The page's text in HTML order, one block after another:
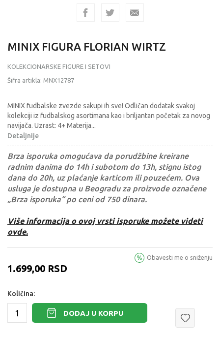
MINIX FIGURA FLORIAN WIRTZ
KOLEKCIONARSKE FIGURE I SETOVI
Šifra artikla: MNX12787
MINIX fudbalske zvezde sakupi ih sve! Odličan dodatak svakoj
kolekciji iz fudbalskog asortimana kao i briljantan početak za novog
navijača. Uzrast: 4+ Materija...
Detaljnije
Brza isporuka omogućava da porudžbine kreirane
radnim danima do 14h i subotom do 13h, stignu istog
dana do 20h, uz plaćanje karticom ili pouzećem. Ova
usluga je dostupna u Beogradu za proizvode označene
„Brza isporuka“ po ceni od 750 dinara.
Više informacija o ovoj vrsti isporuke možete videti
ovde.
1.699,00 RSD
Obavesti me o sniženju
Količina:
DODAJ U KORPU